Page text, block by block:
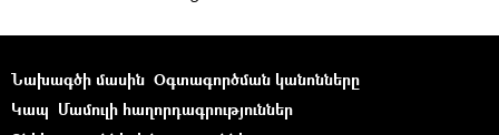
Նախագծի մասին Օգտագործման կանոնները
Կապ Մամուլի հաղորդագրություններ